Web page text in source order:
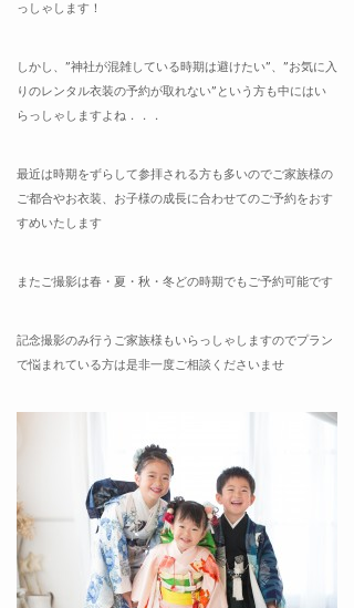
っしゃします！
しかし、”神社が混雑している時期は避けたい”、”お気に入
りのレンタル衣装の予約が取れない”という方も中にはい
らっしゃしますよね．．．
最近は時期をずらして参拝される方も多いのでご家族様の
ご都合やお衣装、お子様の成長に合わせてのご予約をおす
すめいたします
またご撮影は春・夏・秋・冬どの時期でもご予約可能です
記念撮影のみ行うご家族様もいらっしゃしますのでプラン
で悩まれている方は是非一度ご相談くださいませ